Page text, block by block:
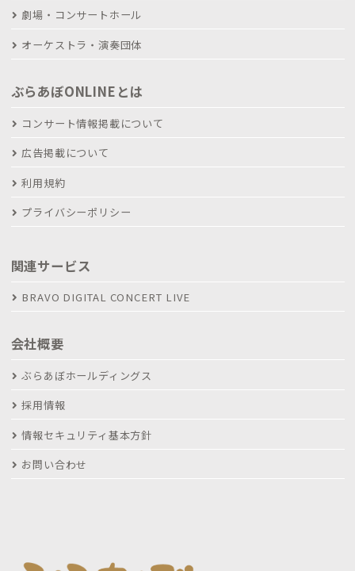
劇場・コンサートホール
オーケストラ・演奏団体
ぶらあぼONLINEとは
コンサート情報掲載について
広告掲載について
利用規約
プライバシーポリシー
関連サービス
BRAVO DIGITAL CONCERT LIVE
会社概要
ぶらあぼホールディングス
採用情報
情報セキュリティ基本方針
お問い合わせ